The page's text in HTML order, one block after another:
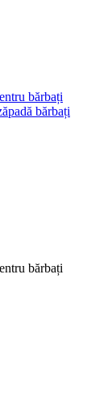
bărbați
bărbați
bărbați